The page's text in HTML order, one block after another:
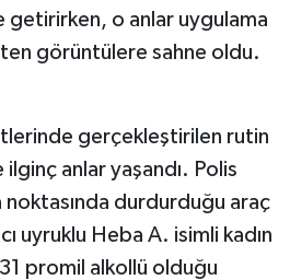
getirirken, o anlar uygulama
görüntülere sahne oldu.
gerçekleştirilen rutin
anlar yaşandı. Polis
durdurduğu araç
uyruklu Heba A. isimli kadın
promil alkollü olduğu